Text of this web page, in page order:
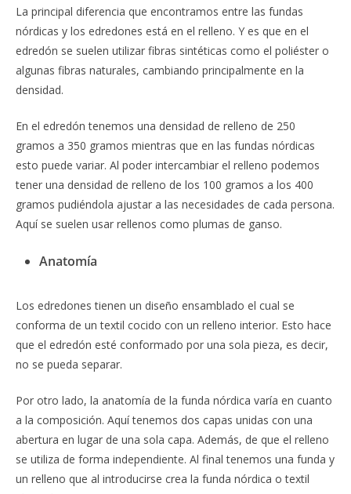
La principal diferencia que encontramos entre las fundas
nórdicas y los edredones está en el relleno. Y es que en el
edredón se suelen utilizar fibras sintéticas como el poliéster o
algunas fibras naturales, cambiando principalmente en la
densidad.
En el edredón tenemos una densidad de relleno de 250
gramos a 350 gramos mientras que en las fundas nórdicas
esto puede variar. Al poder intercambiar el relleno podemos
tener una densidad de relleno de los 100 gramos a los 400
gramos pudiéndola ajustar a las necesidades de cada persona.
Aquí se suelen usar rellenos como plumas de ganso.
Anatomía
Los edredones tienen un diseño ensamblado el cual se
conforma de un textil cocido con un relleno interior. Esto hace
que el edredón esté conformado por una sola pieza, es decir,
no se pueda separar.
Por otro lado, la anatomía de la funda nórdica varía en cuanto
a la composición. Aquí tenemos dos capas unidas con una
abertura en lugar de una sola capa. Además, de que el relleno
se utiliza de forma independiente. Al final tenemos una funda y
un relleno que al introducirse crea la funda nórdica o textil